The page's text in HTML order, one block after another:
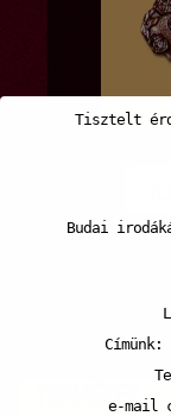
TERMÉKEK
Tisztelt
Budai
e-mail